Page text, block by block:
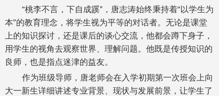
“桃李不言，下自成蹊”，唐志涛始终秉持着“以学生为
本”的教育理念，将学生视为平等的对话者。无论是课堂
上的知识探讨，还是课后的谈心交流，他都会蹲下身子，
用学生的视角去观察世界、理解问题。他既是传授知识的
良师，也是指点迷津的益友。
作为班级导师，唐老师会在入学初期第一次班会上向
大一新生详细讲述专业背景、现状与发展前景，让学生了